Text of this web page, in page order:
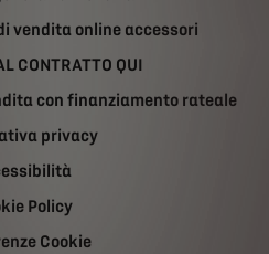
vendita online accessori
CONTRATTO QUI
con finanziamento rateale
privacy
Policy
Cookie